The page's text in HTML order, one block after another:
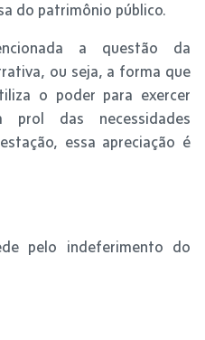
do patrimônio público.
a questão da
ou seja, a forma que
o poder para exercer
prol das necessidades
essa apreciação é
pelo indeferimento do